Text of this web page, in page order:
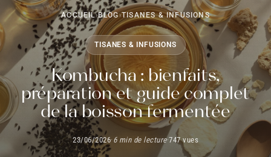
ACCUEIL›BLOG›TISANES & INFUSIONS
TISANES & INFUSIONS
Kombucha : bienfaits,
préparation et guide complet
de la boisson fermentée
23/06/2026· 6 min de lecture·747 vues